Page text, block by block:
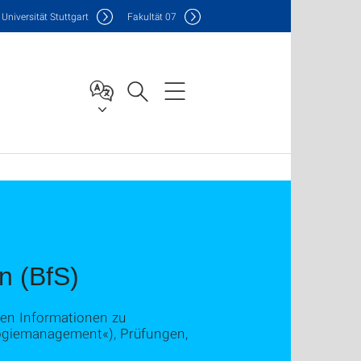
Universität Stuttgart Fakultät07
(BfS)
Informationen zu
Prüfungen,